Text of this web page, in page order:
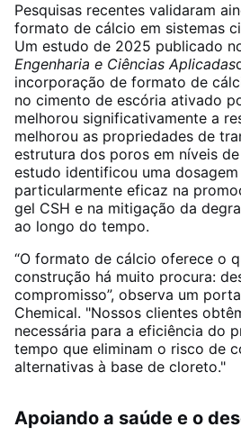
Pesquisas recentes validaram
formato de cálcio em sistemas
Um estudo de 2025 publicado
Engenharia e Ciências Aplicadas
incorporação de formato de
no cimento de escória ativado
melhorou significativamente a
melhorou as propriedades de
estrutura dos poros em níveis
estudo identificou uma
particularmente eficaz na
gel CSH e na mitigação da
ao longo do tempo.
“O formato de cálcio oferece o
construção há muito procura:
compromisso”, observa um
Chemical. "Nossos clientes
necessária para a eficiência do
tempo que eliminam o risco de
alternativas à base de cloreto."
Apoiando a saúde e o